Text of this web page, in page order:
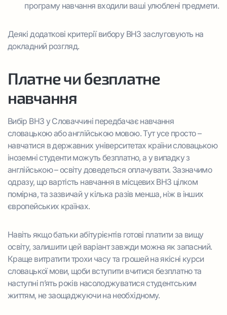
програму навчання входили ваші улюблені предмети.
Деякі додаткові критерії вибору ВНЗ заслуговують на
докладний розгляд.
Платне чи безплатне
навчання
Вибір ВНЗ у Словаччині передбачає навчання
словацькою або англійською мовою. Тут усе просто –
навчатися в державних університетах країни словацькою
іноземні студенти можуть безплатно, а у випадку з
англійською – освіту доведеться оплачувати. Зазначимо
одразу, що вартість навчання в місцевих ВНЗ цілком
помірна, та зазвичай у кілька разів менша, ніж в інших
європейських країнах.
Навіть якщо батьки абітурієнтів готові платити за вищу
освіту, залишити цей варіант завжди можна як запасний.
Краще витратити трохи часу та грошей на якісні курси
словацької мови, щоби вступити вчитися безплатно та
наступні п’ять років насолоджуватися студентським
життям, не заощаджуючи на необхідному.